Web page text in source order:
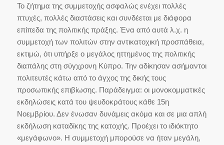
Το ζήτημα της συμμετοχής ασφαλώς ενέχει πολλές
πτυχές, πολλές διαστάσεις και συνδέεται με διάφορα
επίπεδα της πολιτικής πράξης. Ένα από αυτά λ.χ. η
συμμετοχή των πολιτών στην αντικατοχική προσπάθεια,
εκτιμώ, ότι υπήρξε ο μεγάλος ηττημένος της πολιτικής
διαπάλης στη σύγχρονη Κύπρο. Την αδίκησαν ασήμαντοι
πολιτευτές κάτω από το άγχος της δικής τους
προσωπικής επιβίωσης. Παράδειγμα: οι μονοκομματικές
εκδηλώσεις κατά του ψευδοκράτους κάθε 15η
Νοεμβρίου. Δεν ένωσαν δυνάμεις ακόμα και σε μια απλή
εκδήλωση καταδίκης της κατοχής. Προέχει το ιδιόκτητο
«μεγάφωνο». Η συμμετοχή μπορούσε να ήταν μεγάλη,